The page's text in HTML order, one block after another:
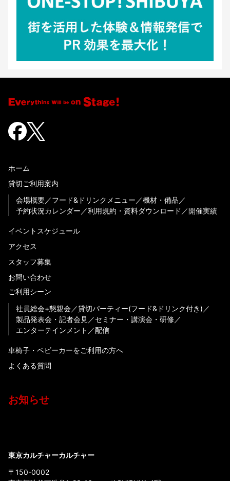
ホーム
貸切ご利用案内
会場概要
フード&ドリンクメニュー
機材・備品
予約状況カレンダー
利用規約・資料ダウンロード 開催実績
イベントスケジュール
アクセス
スタッフ募集
お問い合わせ
ご利用シーン
社員総会+懇親会
貸切パーティー(フード&ドリンク付き)
製品発表会・記者会見
セミナー・講演会・研修
エンターテインメント
配信
車椅子・ベビーカーをご利用の方へ
よくある質問
お知らせ
東京カルチャーカルチャー
〒150-0002